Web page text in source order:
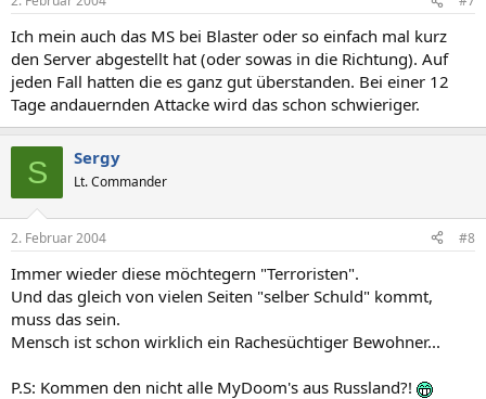
Ich mein auch das MS bei Blaster oder so einfach mal kurz
den Server abgestellt hat (oder sowas in die Richtung). Auf
jeden Fall hatten die es ganz gut überstanden. Bei einer 12
Tage andauernden Attacke wird das schon schwieriger.
S Sergy
Lt. Commander
2. Februar 2004 #8
Immer wieder diese möchtegern "Terroristen".
Und das gleich von vielen Seiten "selber Schuld" kommt,
muss das sein.
Mensch ist schon wirklich ein Rachesüchtiger Bewohner...
P.S: Kommen den nicht alle MyDoom's aus Russland?!